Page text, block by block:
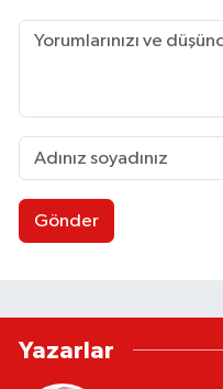
Gönder
Yazarlar